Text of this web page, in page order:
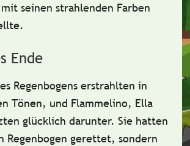
seinen strahlenden Farben
.
Ende
Regenbogens erstrahlten in
Tönen, und Flammelino, Ella
glücklich darunter. Sie hatten
Regenbogen gerettet, sondern